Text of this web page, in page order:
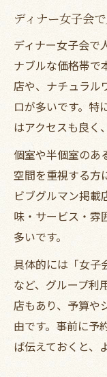
ディナー女子会
ディナー女子会で
ナブルな価格帯で
店や、ナチュラル
ロが多いです。特
はアクセスも良く
個室や半個室のあ
空間を重視する方
ビブグルマン掲載
味・サービス・雰
多いです。
具体的には「女子
など、グループ利
店もあり、予算や
由です。事前に予
ば伝えておくと、